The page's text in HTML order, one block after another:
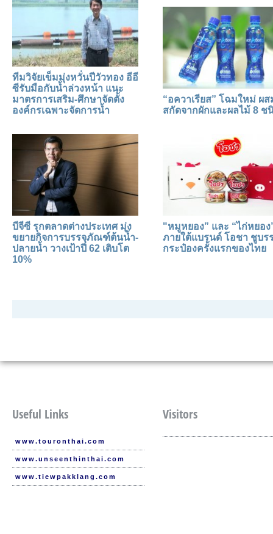
ทีมวิจัยเข็มมุ่งหวั่นปีวัวทอง อีอี
ซีรับมือกับน้ำล่วงหน้า แนะ
มาตรการเสริม-ศึกษาจัดตั้ง
องค์กรเฉพาะจัดการน้ำ
บีจีซี รุกตลาดต่างประเทศ มุ่ง
ขยายกิจการบรรจุภัณฑ์ต้นน้ำ-
ปลายน้ำ วางเป้าปี 62 เติบโต
10%
“อควาเรียส” โฉมใหม่ ผ
สกัดจากผักและผลไม้ 8 ช
"หมูหยอง” และ “ไก่หยอง
ภายใต้แบรนด์ โอชา ชูบร
กระป๋องครั้งแรกของไทย
Useful Links
www.touronthai.com
www.unseenthinthai.com
www.tiewpakklang.com
Visitors